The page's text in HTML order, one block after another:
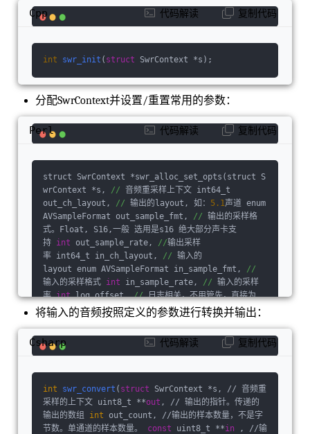
64_t  in_ch_layout;                          /
//< input
channel layout    int64_t out_ch_lay
nel layout int in_sample_rate;
///< input sample rate
/< output sample rate int flags;
///< miscellaneous
///< surr
ound mixing
float clev;
///< LFE mixing level float rematrix
_volume;                          ///< rematri
xing volume coefficient float rematrix_maxv
al;                          ///< maximum valu
e for rematrixing output int matrix_encodin
g; /**
< matrixed stereo encoding */ const
annel_map;                         ///< channe
l index (or -1 if muted channel) map int us
ed_ch_count;                              ///<
number of used input channels (mapped channel
int engine; int user_in_ch_count;
///< User set input channe
///< User set output channel coun
t int user_used_ch_count;
///< User set used channel count    int
64_t user_in_ch_layout;                      /
//< User set input channel layout    int64_t u
int swr_init ( struct SwrContext *s) ;
Cpp 代码解读 复制代码
分配SwrContext并设置/重置常⽤的参数：
struct SwrContext *swr_alloc_set_opts(struct S
wrContext *s, // ⾳频重采样上下⽂ int64_t
out_ch_layout, // 输出的layout, 如： 5.1声道 enum
AVSampleFormat out_sample_fmt, // 输出的采样格
式。Float, S16,⼀般 选⽤是s16 绝⼤部分声卡⽀
持 int out_sample_rate, //输出采样
率 int64_t in_ch_layout, // 输⼊的
layout enum AVSampleFormat in_sample_fmt, //
输⼊的采样格式 int in_sample_rate, // 输⼊的采样
率 int log_offset, // ⽇志相关，不⽤管先，直接为
0 void *log_ctx // ⽇志相关，不⽤管先，直接为
Perl 代码解读 复制代码
将输⼊的⾳频按照定义的参数进⾏转换并输出：
int swr_convert ( struct SwrContext *s, // ⾳频重
采样的上下⽂ uint8_t **out , // 输出的指针。传递的
输出的数组 int out_count, //输出的样本数量，不是字
节数。单通道的样本数量。 const uint8_t **in , //输
Csharp 代码解读 复制代码